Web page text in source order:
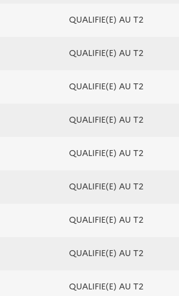
QUALIFIE(E) AU T2
QUALIFIE(E) AU T2
QUALIFIE(E) AU T2
QUALIFIE(E) AU T2
QUALIFIE(E) AU T2
QUALIFIE(E) AU T2
QUALIFIE(E) AU T2
QUALIFIE(E) AU T2
QUALIFIE(E) AU T2